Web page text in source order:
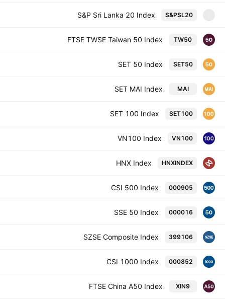
S&PSL20
S&P Sri Lanka 20 Index
TW50
FTSE TWSE Taiwan 50 Index
SET50
SET 50 Index
MAI
SET MAI Index
SET100
SET 100 Index
VN100
VN100 Index
HNXINDEX
HNX Index
000905
CSI 500 Index
000016
SSE 50 Index
399106
SZSE Composite Index
000852
CSI 1000 Index
XIN9
FTSE China A50 Index